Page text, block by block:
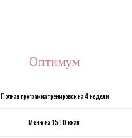
Оптимум
Полная программа тренировок на 4 недели
Меню на 1500 ккал.